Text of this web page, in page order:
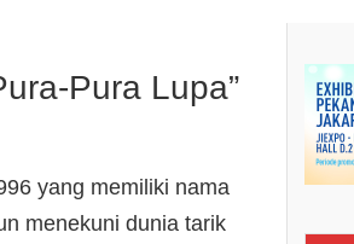
Pura Lupa”
yang memiliki nama
menekuni dunia tarik